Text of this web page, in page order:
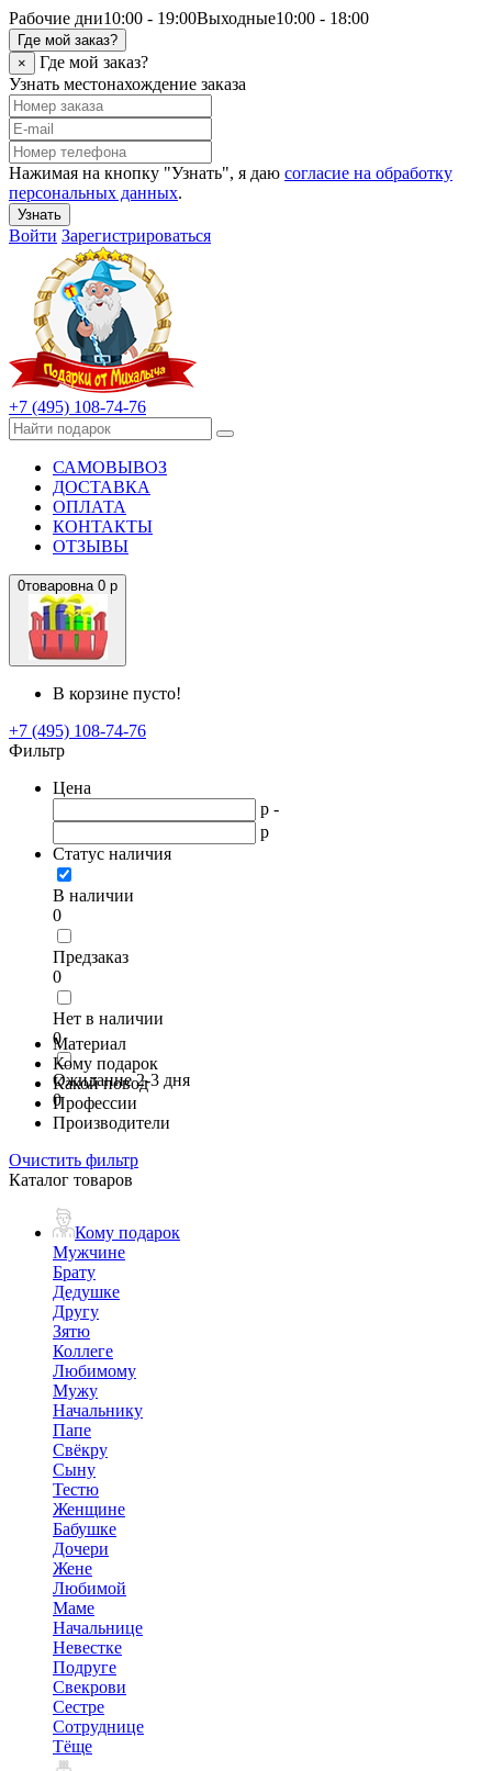
Рабочие дни10:00 - 19:00Выходные10:00 - 18:00
Где мой заказ?
×
Где мой заказ?
Узнать местонахождение заказа
Нажимая на кнопку "Узнать", я даю согласие на обработку
персональных данных.
Узнать
Войти Зарегистрироваться
+7 (495) 108-74-76
САМОВЫВОЗ
ДОСТАВКА
ОПЛАТА
КОНТАКТЫ
ОТЗЫВЫ
0товаровна 0 р
В корзине пусто!
+7 (495) 108-74-76
Фильтр
Цена
р -
р
Статус наличия
В наличии
0
Предзаказ
0
Нет в наличии
0
Ожидание 2-3 дня
0
Материал
Кому подарок
Какой повод
Профессии
Производители
Очистить фильтр
Каталог товаров
Кому подарок
Мужчине
Брату
Дедушке
Другу
Зятю
Коллеге
Любимому
Мужу
Начальнику
Папе
Свёкру
Сыну
Тестю
Женщине
Бабушке
Дочери
Жене
Любимой
Маме
Начальнице
Невестке
Подруге
Свекрови
Сестре
Сотруднице
Тёще